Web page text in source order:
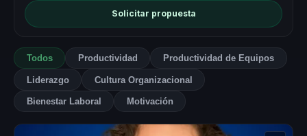
Solicitar propuesta
Todos Productividad Productividad de Equipos
Liderazgo Cultura Organizacional
Bienestar Laboral Motivación